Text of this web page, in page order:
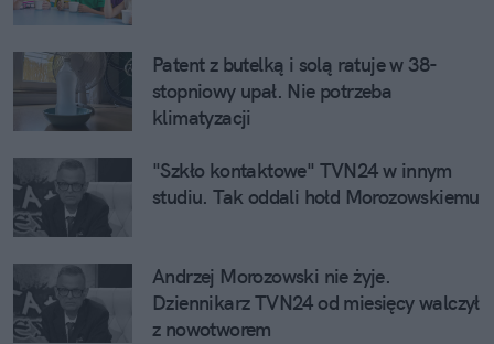
Patent z butelką i solą ratuje w 38-
stopniowy upał. Nie potrzeba
klimatyzacji
"Szkło kontaktowe" TVN24 w innym
studiu. Tak oddali hołd Morozowskiemu
Andrzej Morozowski nie żyje.
Dziennikarz TVN24 od miesięcy walczył
z nowotworem